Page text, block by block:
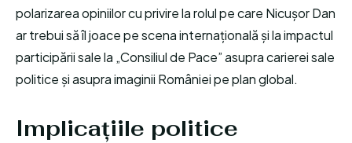
polarizarea opiniilor cu privire la rolul pe care Nicușor Dan
ar trebui să îl joace pe scena internațională și la impactul
participării sale la „Consiliul de Pace” asupra carierei sale
politice și asupra imaginii României pe plan global.
Implicațiile politice